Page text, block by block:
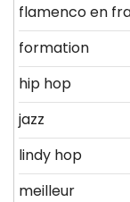
flamenco en
formation
hip hop
jazz
lindy hop
meilleur